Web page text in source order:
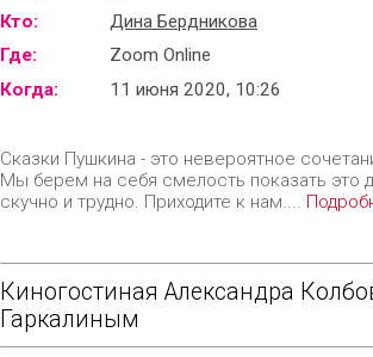
Кто:
Дина Бердникова
Где:
Zoom Online
Когда:
11 июня 2020, 10:26
Сказки Пушкина - это невероятное
Мы берем на себя смелость показать это
скучно и трудно. Приходите к нам....
Киногостиная Александра
Гаркалиным